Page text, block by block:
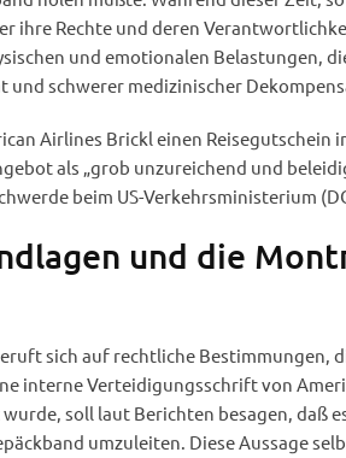
ihre Rechte und deren
und emotionalen Belastungen,
schwerer medizinischer
Airlines Brickl einen Reisegutschein
als „grob unzureichend und
beim US-Verkehrsministerium
und die
sich auf rechtliche Bestimmungen,
interne Verteidigungsschrift von
soll laut Berichten besagen, daß
umzuleiten. Diese Aussage